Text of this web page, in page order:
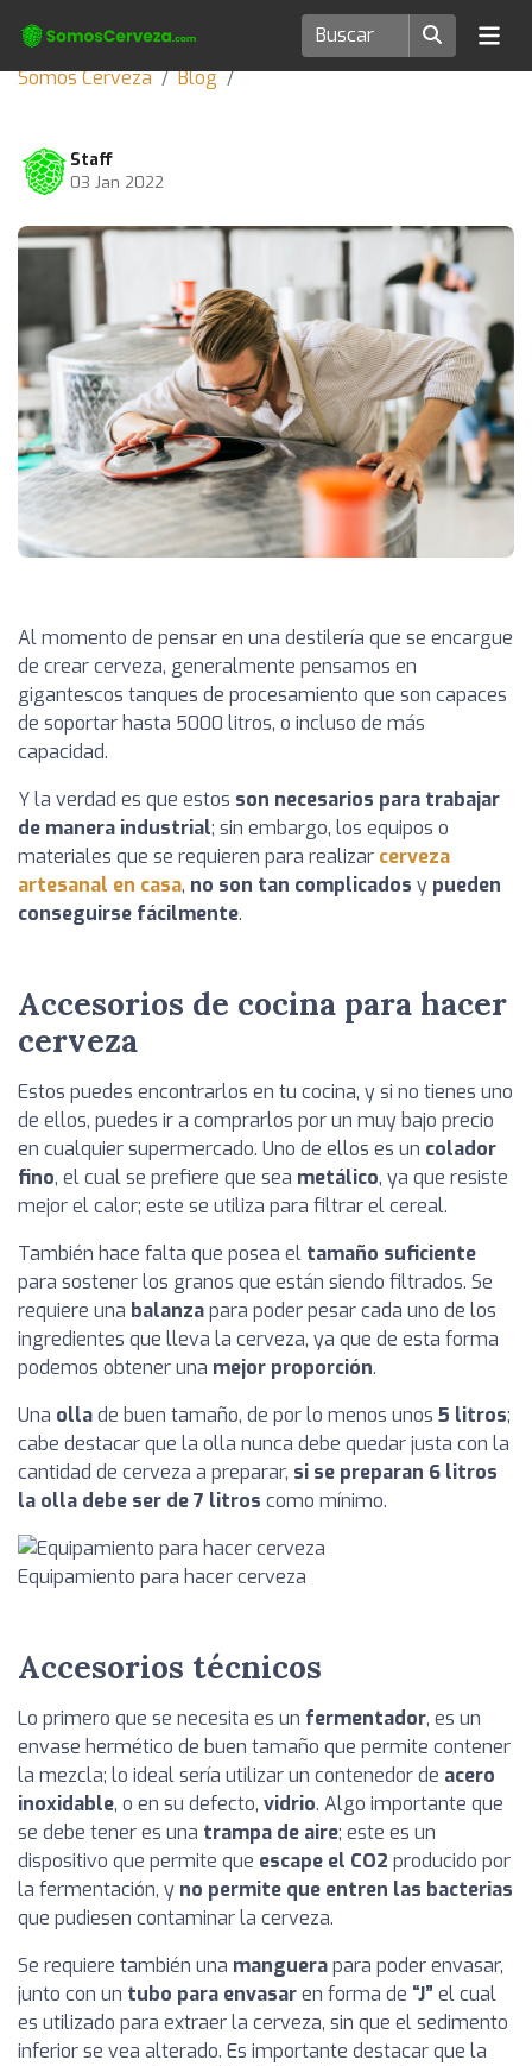
Somos Cerveza Blog
Staff
03 Jan 2022
Al momento de pensar en una destilería que se encargue
de crear cerveza, generalmente pensamos en
gigantescos tanques de procesamiento que son capaces
de soportar hasta 5000 litros, o incluso de más
capacidad.
Y la verdad es que estos son necesarios para trabajar
de manera industrial; sin embargo, los equipos o
materiales que se requieren para realizar cerveza
artesanal en casa, no son tan complicados y pueden
conseguirse fácilmente.
Accesorios de cocina para hacer
cerveza
Estos puedes encontrarlos en tu cocina, y si no tienes uno
de ellos, puedes ir a comprarlos por un muy bajo precio
en cualquier supermercado. Uno de ellos es un colador
fino, el cual se prefiere que sea metálico, ya que resiste
mejor el calor; este se utiliza para filtrar el cereal.
También hace falta que posea el tamaño suficiente
para sostener los granos que están siendo filtrados. Se
requiere una balanzapara poder pesar cada uno de los
ingredientes que lleva la cerveza, ya que de esta forma
podemos obtener una mejor proporción.
Una ollade buen tamaño, de por lo menos unos 5 litros;
cabe destacar que la olla nunca debe quedar justa con la
cantidad de cerveza a preparar, si se preparan 6 litros
la olla debe ser de 7 litros como mínimo.
Equipamiento para hacer cerveza
Accesorios técnicos
Lo primero que se necesita es un fermentador, es un
envase hermético de buen tamaño que permite contener
la mezcla; lo ideal sería utilizar un contenedor de acero
inoxidable, o en su defecto, vidrio. Algo importante que
se debe tener es una trampa de aire; este es un
dispositivo que permite que escape el CO2 producido por
la fermentación, y no permite que entren las bacterias
que pudiesen contaminar la cerveza.
Se requiere también una manguerapara poder envasar,
junto con un tubo para envasaren forma de “J” el cual
es utilizado para extraer la cerveza, sin que el sedimento
inferior se vea alterado. Es importante destacar que la